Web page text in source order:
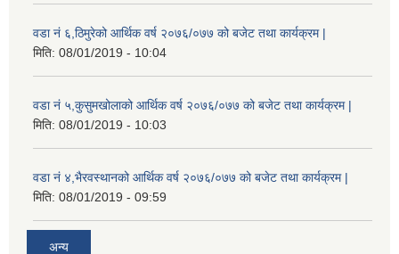
वडा नं ६,ठिमुरेको आर्थिक वर्ष २०७६/०७७ को बजेट तथा कार्यक्रम |
मिति: 08/01/2019 - 10:04
वडा नं ५,कुसुमखोलाको आर्थिक वर्ष २०७६/०७७ को बजेट तथा कार्यक्रम |
मिति: 08/01/2019 - 10:03
वडा नं ४,भैरवस्थानको आर्थिक वर्ष २०७६/०७७ को बजेट तथा कार्यक्रम |
मिति: 08/01/2019 - 09:59
अन्य